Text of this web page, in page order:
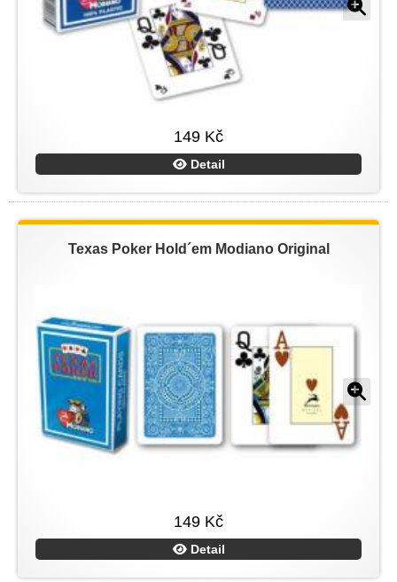
149 Kč
Detail
Texas Poker Hold´em Modiano Original
149 Kč
Detail